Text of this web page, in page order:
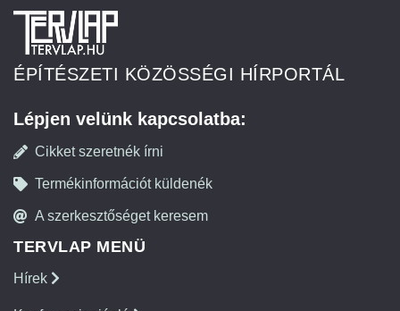
ÉPÍTÉSZETI KÖZÖSSÉGI HÍRPORTÁL
Lépjen velünk kapcsolatba:
Cikket szeretnék írni
Termékinformációt küldenék
A szerkesztőséget keresem
TERVLAP MENÜ
Hírek